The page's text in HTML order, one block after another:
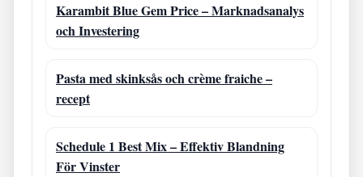
Karambit Blue Gem Price – Marknadsanalys
och Investering
Pasta med skinksås och crème fraiche –
recept
Schedule 1 Best Mix – Effektiv Blandning
För Vinster